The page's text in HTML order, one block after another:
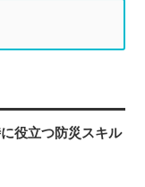
役立つ防災スキル